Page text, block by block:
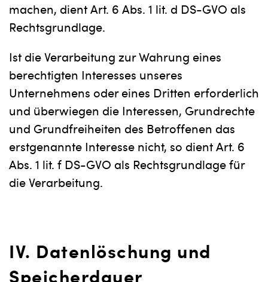
machen, dient Art. 6 Abs. 1 lit. d DS-GVO als
Rechtsgrundlage.
Ist die Verarbeitung zur Wahrung eines
berechtigten Interesses unseres
Unternehmens oder eines Dritten erforderlich
und überwiegen die Interessen, Grundrechte
und Grundfreiheiten des Betroffenen das
erstgenannte Interesse nicht, so dient Art. 6
Abs. 1 lit. f DS-GVO als Rechtsgrundlage für
die Verarbeitung.
IV. Datenlöschung und